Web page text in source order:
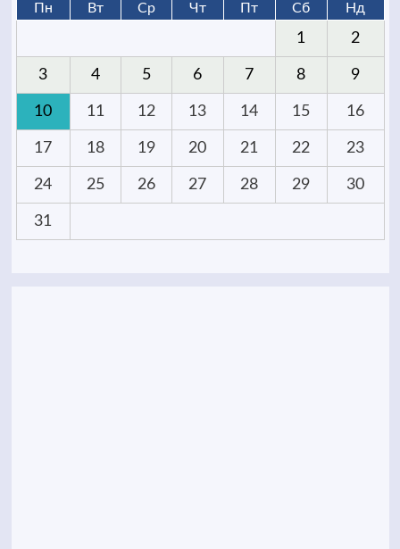
Пн Вт Ср Чт Пт Сб Нд
1 2
3 4 5 6 7 8 9
10 11 12 13 14 15 16
17 18 19 20 21 22 23
24 25 26 27 28 29 30
31